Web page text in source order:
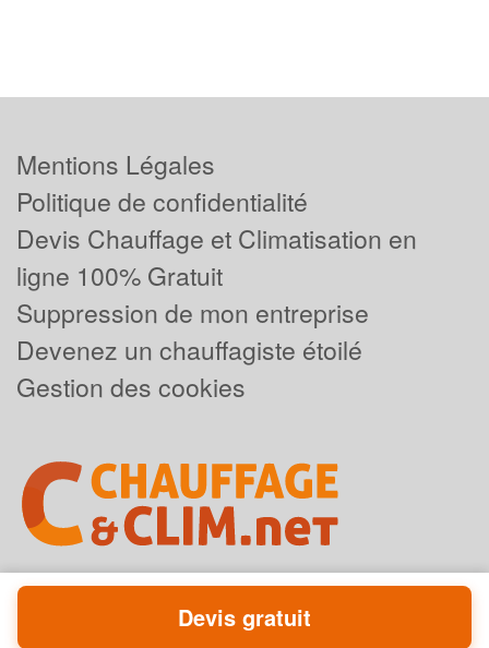
Mentions Légales
Politique de confidentialité
Devis Chauffage et Climatisation en
ligne 100% Gratuit
Suppression de mon entreprise
Devenez un chauffagiste étoilé
Gestion des cookies
Powered byPlus que pro
Devis gratuit